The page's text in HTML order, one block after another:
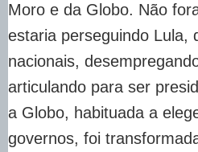
Moro e da Globo. Não
estaria perseguindo Lula,
nacionais,
articulando para ser
a Globo, habituada a
governos, foi